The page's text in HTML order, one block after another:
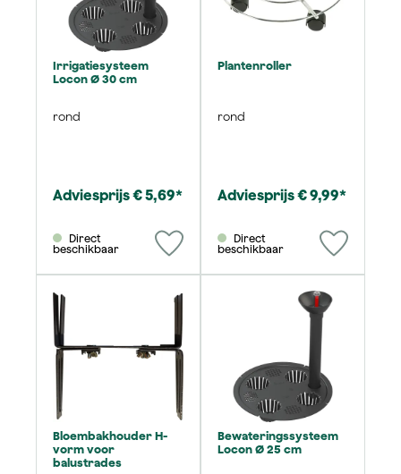
Irrigatiesysteem
Locon Ø 30 cm
rond
Adviesprijs € 5,69*
beschikbaar
Plantenroller
rond
Adviesprijs € 9,99*
beschikbaar
Bloembakhouder H-
vorm voor
balustrades
Bewateringssysteem
Locon Ø 25 cm